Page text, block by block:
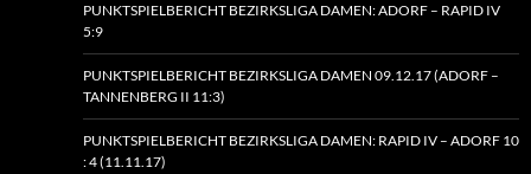
PUNKTSPIELBERICHT BEZIRKSLIGA DAMEN: ADORF – RAPID IV
5:9
PUNKTSPIELBERICHT BEZIRKSLIGA DAMEN 09.12.17 (ADORF –
TANNENBERG II 11:3)
PUNKTSPIELBERICHT BEZIRKSLIGA DAMEN: RAPID IV – ADORF 10
: 4 (11.11.17)